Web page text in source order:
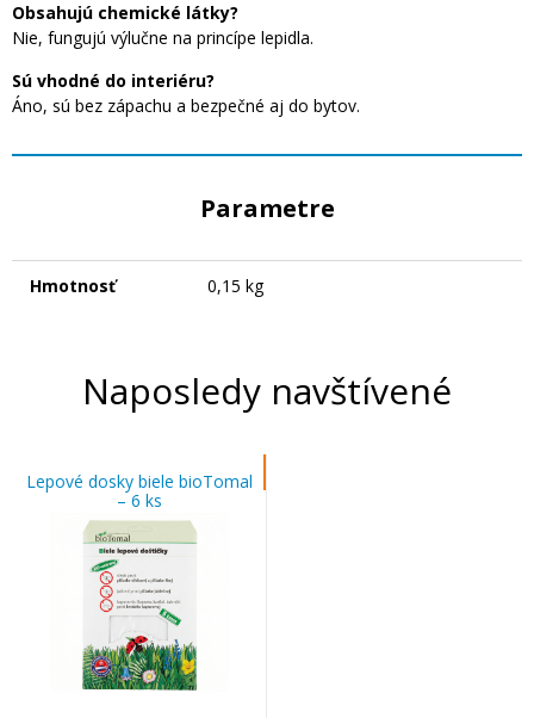
Obsahujú chemické látky?
Nie, fungujú výlučne na princípe lepidla.
Sú vhodné do interiéru?
Áno, sú bez zápachu a bezpečné aj do bytov.
Parametre
Hmotnosť 0,15 kg
Naposledy navštívené
Lepové dosky biele bioTomal
– 6 ks